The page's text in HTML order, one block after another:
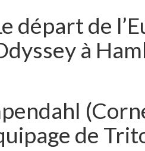
départ de
à
de